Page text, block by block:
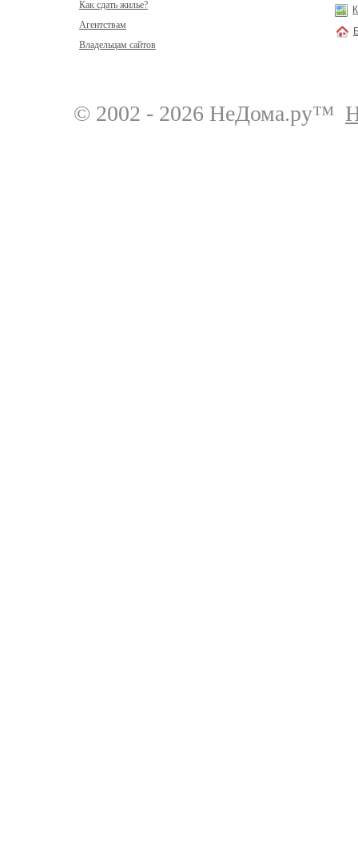
Как сдать жилье?
Агентствам
Владельцам сайтов
© 2002 - 2026 НеДома.ру™